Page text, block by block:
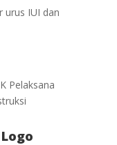
urus IUI dan
Pelaksana